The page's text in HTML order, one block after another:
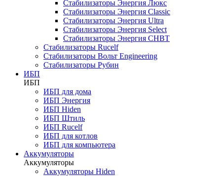
Стабилизаторы Энергия Люкс
Стабилизаторы Энергия Classic
Стабилизаторы Энергия Ultra
Стабилизаторы Энергия Select
Стабилизаторы Энергия СНВТ
Стабилизаторы Rucelf
Стабилизаторы Вольт Engineering
Стабилизаторы Рубин
ИБП
ИБП
ИБП для дома
ИБП Энергия
ИБП Hiden
ИБП Штиль
ИБП Rucelf
ИБП для котлов
ИБП для компьютера
Аккумуляторы
Аккумуляторы
Аккумуляторы Hiden